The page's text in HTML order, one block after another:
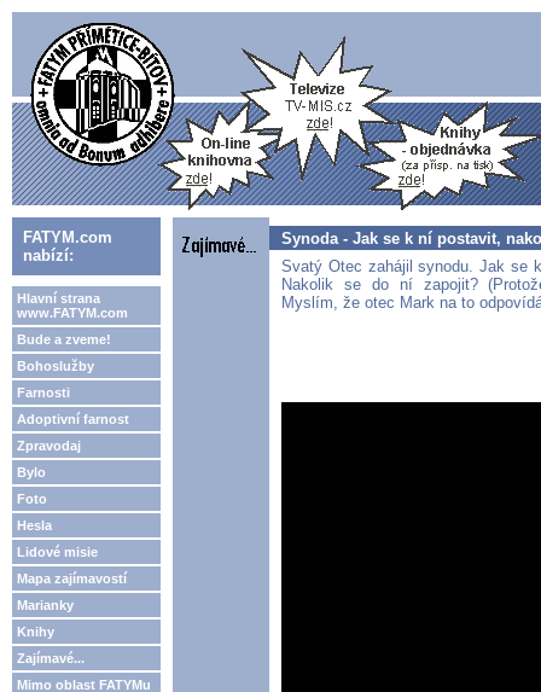
FATYM.com
nabízí:
Hlavní strana
www.FATYM.com
Bude a zveme!
Bohoslužby
Farnosti
Adoptivní farnost
Zpravodaj
Bylo
Foto
Hesla
Lidové misie
Mapa zajímavostí
Marianky
Knihy
Zajímavé...
Mimo oblast FATYMu
Synoda - Jak se k ní postavit,
Svatý Otec zahájil synodu. Jak se
Nakolik se do ní zapojit?
Myslím, že otec Mark na to